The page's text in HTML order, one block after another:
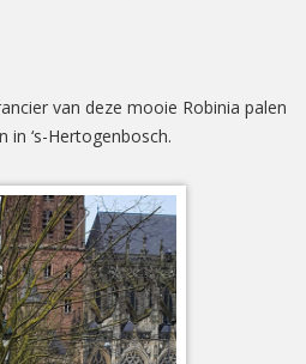
van deze mooie Robinia palen
in ‘s-Hertogenbosch.